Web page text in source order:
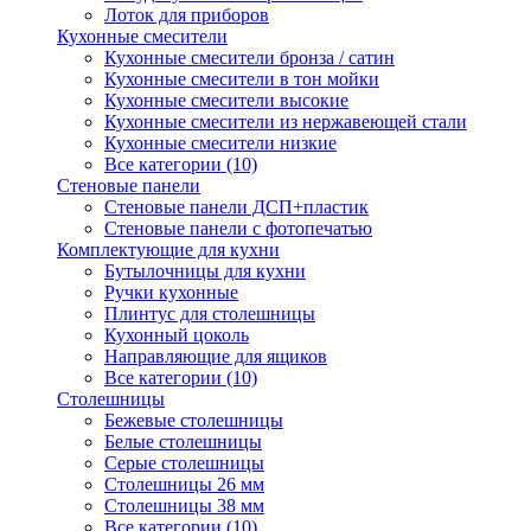
Лоток для приборов
Кухонные смесители
Кухонные смесители бронза / сатин
Кухонные смесители в тон мойки
Кухонные смесители высокие
Кухонные смесители из нержавеющей стали
Кухонные смесители низкие
Все категории (10)
Стеновые панели
Стеновые панели ДСП+пластик
Стеновые панели с фотопечатью
Комплектующие для кухни
Бутылочницы для кухни
Ручки кухонные
Плинтус для столешницы
Кухонный цоколь
Направляющие для ящиков
Все категории (10)
Столешницы
Бежевые столешницы
Белые столешницы
Серые столешницы
Столешницы 26 мм
Столешницы 38 мм
Все категории (10)